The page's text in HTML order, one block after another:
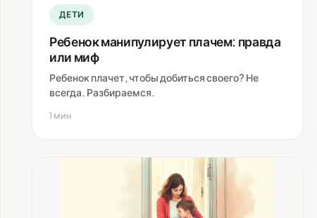
ДЕТИ
Ребенок манипулирует плачем: правда
или миф
Ребенок плачет, чтобы добиться своего? Не
всегда. Разбираемся.
1 мин